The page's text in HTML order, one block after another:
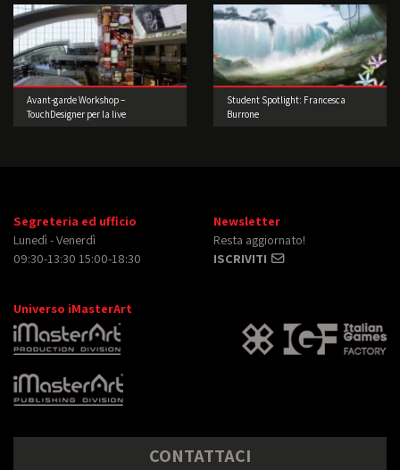
Avant-garde Workshop –
TouchDesigner per la live
Student Spotlight: Francesca
Burrone
Segreteria ed ufficio
Lunedì - Venerdì
09:30-13:30 15:00-18:30
Newsletter
Resta aggiornato!
ISCRIVITI
Universo iMasterArt
CONTATTACI